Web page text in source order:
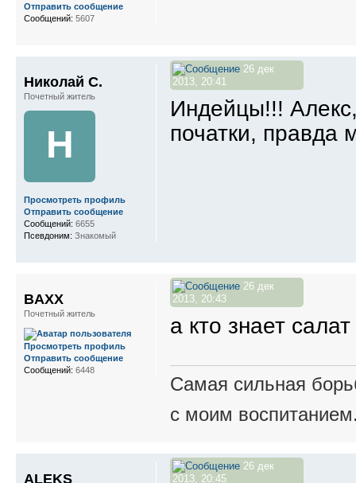
Отправить сообщение
Сообщений: 5607
26 дек
2013, 20:41
Индейцы!!!
початки, правда
Николай С.
Почетный житель
Н
Просмотреть профиль
Отправить сообщение
Сообщений: 6655
Псевдоним: Знакомый
26 дек
2013, 20:43
а кто знает
Самая сильная
с моим
BAXX
Почетный житель
Просмотреть профиль
Отправить сообщение
Сообщений: 6448
26 дек
2013, 20:45
ALEKS